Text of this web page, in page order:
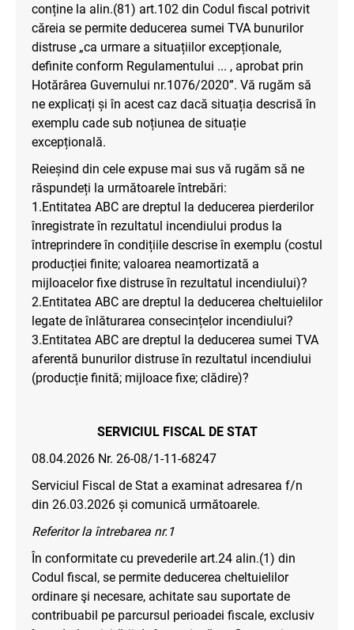
conține la alin.(81) art.102 din Codul fiscal potrivit
căreia se permite deducerea sumei TVA bunurilor
distruse „ca urmare a situațiilor excepționale,
definite conform Regulamentului ... , aprobat prin
Hotărârea Guvernului nr.1076/2020”. Vă rugăm să
ne explicați și în acest caz dacă situația descrisă în
exemplu cade sub noțiunea de situație
excepțională.
Reieșind din cele expuse mai sus vă rugăm să ne
răspundeți la următoarele întrebări:
1.Entitatea ABC are dreptul la deducerea pierderilor
înregistrate în rezultatul incendiului produs la
întreprindere în condițiile descrise în exemplu (costul
producției finite; valoarea neamortizată a
mijloacelor fixe distruse în rezultatul incendiului)?
2.Entitatea ABC are dreptul la deducerea cheltuielilor
legate de înlăturarea consecințelor incendiului?
3.Entitatea ABC are dreptul la deducerea sumei TVA
aferentă bunurilor distruse în rezultatul incendiului
(producție finită; mijloace fixe; clădire)?
SERVICIUL FISCAL DE STAT
08.04.2026 Nr. 26-08/1-11-68247
Serviciul Fiscal de Stat a examinat adresarea f/n
din 26.03.2026 și comunică următoarele.
Referitor la întrebarea nr.1
În conformitate cu prevederile art.24 alin.(1) din
Codul fiscal, se permite deducerea cheltuielilor
ordinare şi necesare, achitate sau suportate de
contribuabil pe parcursul perioadei fiscale, exclusiv